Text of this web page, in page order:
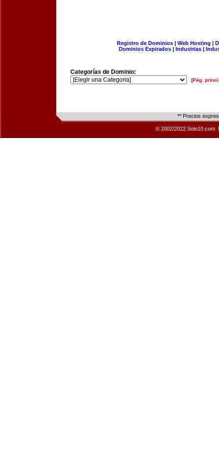
Registro de Dominios| Web Hosting |
Dominios Expirados | Industrias |
Categorías de Dominio:
[Pág.
** Precios
© 2002/2022 Solo10.com